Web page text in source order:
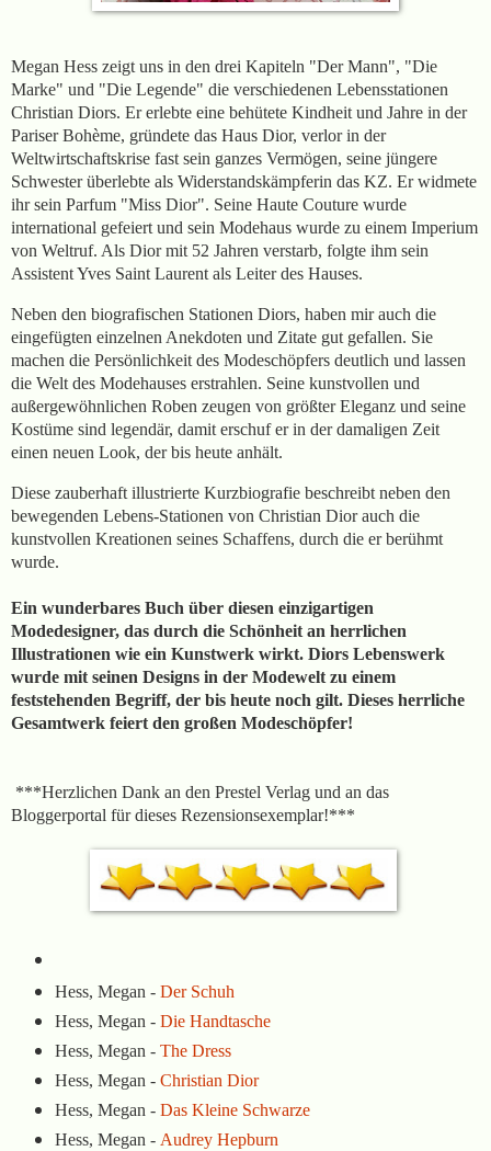
Megan Hess zeigt uns in den drei Kapiteln "Der Mann", "Die
Marke" und "Die Legende" die verschiedenen Lebensstationen
Christian Diors. Er erlebte eine behütete Kindheit und Jahre in der
Pariser Bohème, gründete das Haus Dior, verlor in der
Weltwirtschaftskrise fast sein ganzes Vermögen, seine jüngere
Schwester überlebte als Widerstandskämpferin das KZ. Er widmete
ihr sein Parfum "Miss Dior". Seine Haute Couture wurde
international gefeiert und sein Modehaus wurde zu einem Imperium
von Weltruf. Als Dior mit 52 Jahren verstarb, folgte ihm sein
Assistent Yves Saint Laurent als Leiter des Hauses.
Neben den biografischen Stationen Diors, haben mir auch die
eingefügten einzelnen Anekdoten und Zitate gut gefallen. Sie
machen die Persönlichkeit des Modeschöpfers deutlich und lassen
die Welt des Modehauses erstrahlen. Seine kunstvollen und
außergewöhnlichen Roben zeugen von größter Eleganz und seine
Kostüme sind legendär, damit erschuf er in der damaligen Zeit
einen neuen Look, der bis heute anhält.
Diese zauberhaft illustrierte Kurzbiografie beschreibt neben den
bewegenden Lebens-Stationen von Christian Dior auch die
kunstvollen Kreationen seines Schaffens, durch die er berühmt
wurde.
Ein wunderbares Buch über diesen einzigartigen
Modedesigner, das durch die Schönheit an herrlichen
Illustrationen wie ein Kunstwerk wirkt. Diors Lebenswerk
wurde mit seinen Designs in der Modewelt zu einem
feststehenden Begriff, der bis heute noch gilt. Dieses herrliche
Gesamtwerk feiert den großen Modeschöpfer!
***Herzlichen Dank an den Prestel Verlag und an das
Bloggerportal für dieses Rezensionsexemplar!***
Hess, Megan - Der Schuh
Hess, Megan - Die Handtasche
Hess, Megan - The Dress
Hess, Megan - Christian Dior
Hess, Megan - Das Kleine Schwarze
Hess, Megan - Audrey Hepburn